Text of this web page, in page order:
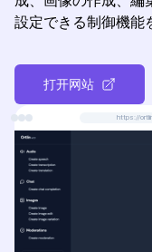
設定できる制御機能
打开网站
https://